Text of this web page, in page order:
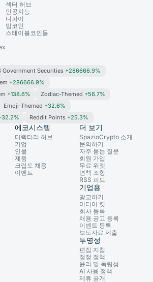
섹터 허브
인공지능
디파이
밈코인
스테이블코인들
Government Securities +286666.9%
+286666.9%
+138.6% Zodiac-Themed +56.7%
Emoji-Themed +32.6%
Reddit Points +25.3%
에코시스템
디렉터리 허브
기업
인물
제품
크립토 채용
이벤트
더 보기
SpazioCrypto 소개
문의하기
자주 묻는 질문
회원 가입
무료 위젯
면책 조항
RSS 피드
기업용
광고하기
미디어 킷
회사 등록
채용 공고 등록
이벤트 등록
보도자료 제출
투명성
편집 지침
정정 정책
윤리 및 독립성
AI 사용 정책
제휴 공개